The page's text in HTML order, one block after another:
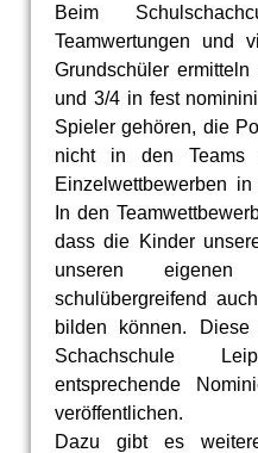
Beim
Teamwertungen und
Grundschüler
und 3/4 in fest
Spieler gehören, die
nicht in den Teams
Einzelwettbewerben
In den
dass die Kinder
unseren eigenen
schulübergreifend
bilden können.
Schachschule
entsprechende
veröffentlichen.
Dazu gibt es